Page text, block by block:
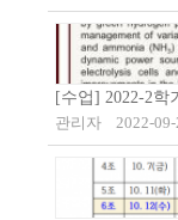
[수업] 2022-2학
관리자
2022-09-